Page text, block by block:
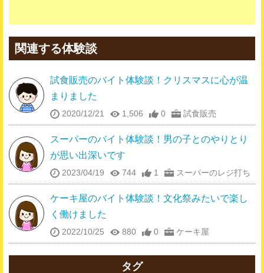
関連する体験談
試食販売のバイト体験談！クリスマスに心が温
まりました
2020/12/21 1,506 0 試食販売
スーパーのバイト体験談！男の子とのやりとり
が思い出深いです
2023/04/19 744 1 スーパーのレジ打ち
ケーキ屋のバイト体験談！文化祭みたいで楽し
く働けました
2022/10/25 880 0 ケーキ屋
タグ